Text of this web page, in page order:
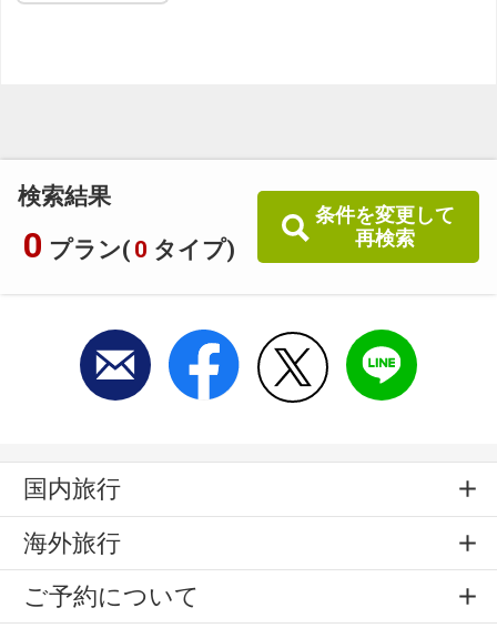
検索結果
0 プラン( 0 タイプ)
条件を変更して
再検索
国内旅行
海外旅行
ご予約について